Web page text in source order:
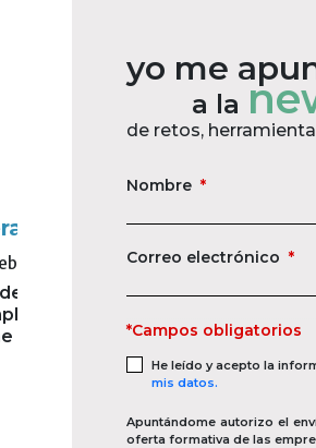
Carlos Antonio Cisneros
Asesor de Atención al Cliente y
"El curso me pareció que
entendimiento."
yo me
a la
de retos,
Nombre *
Correo electrónico *
*Campos obligatorios
He leído y acepto la
mis datos.
Apuntándome autorizo el
oferta formativa de las